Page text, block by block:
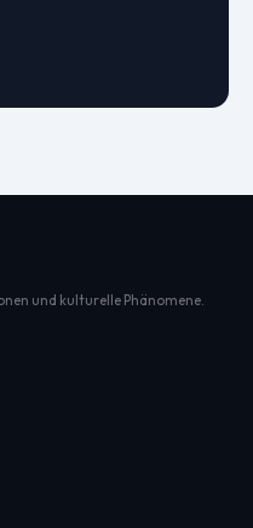
und kulturelle Phänomene.